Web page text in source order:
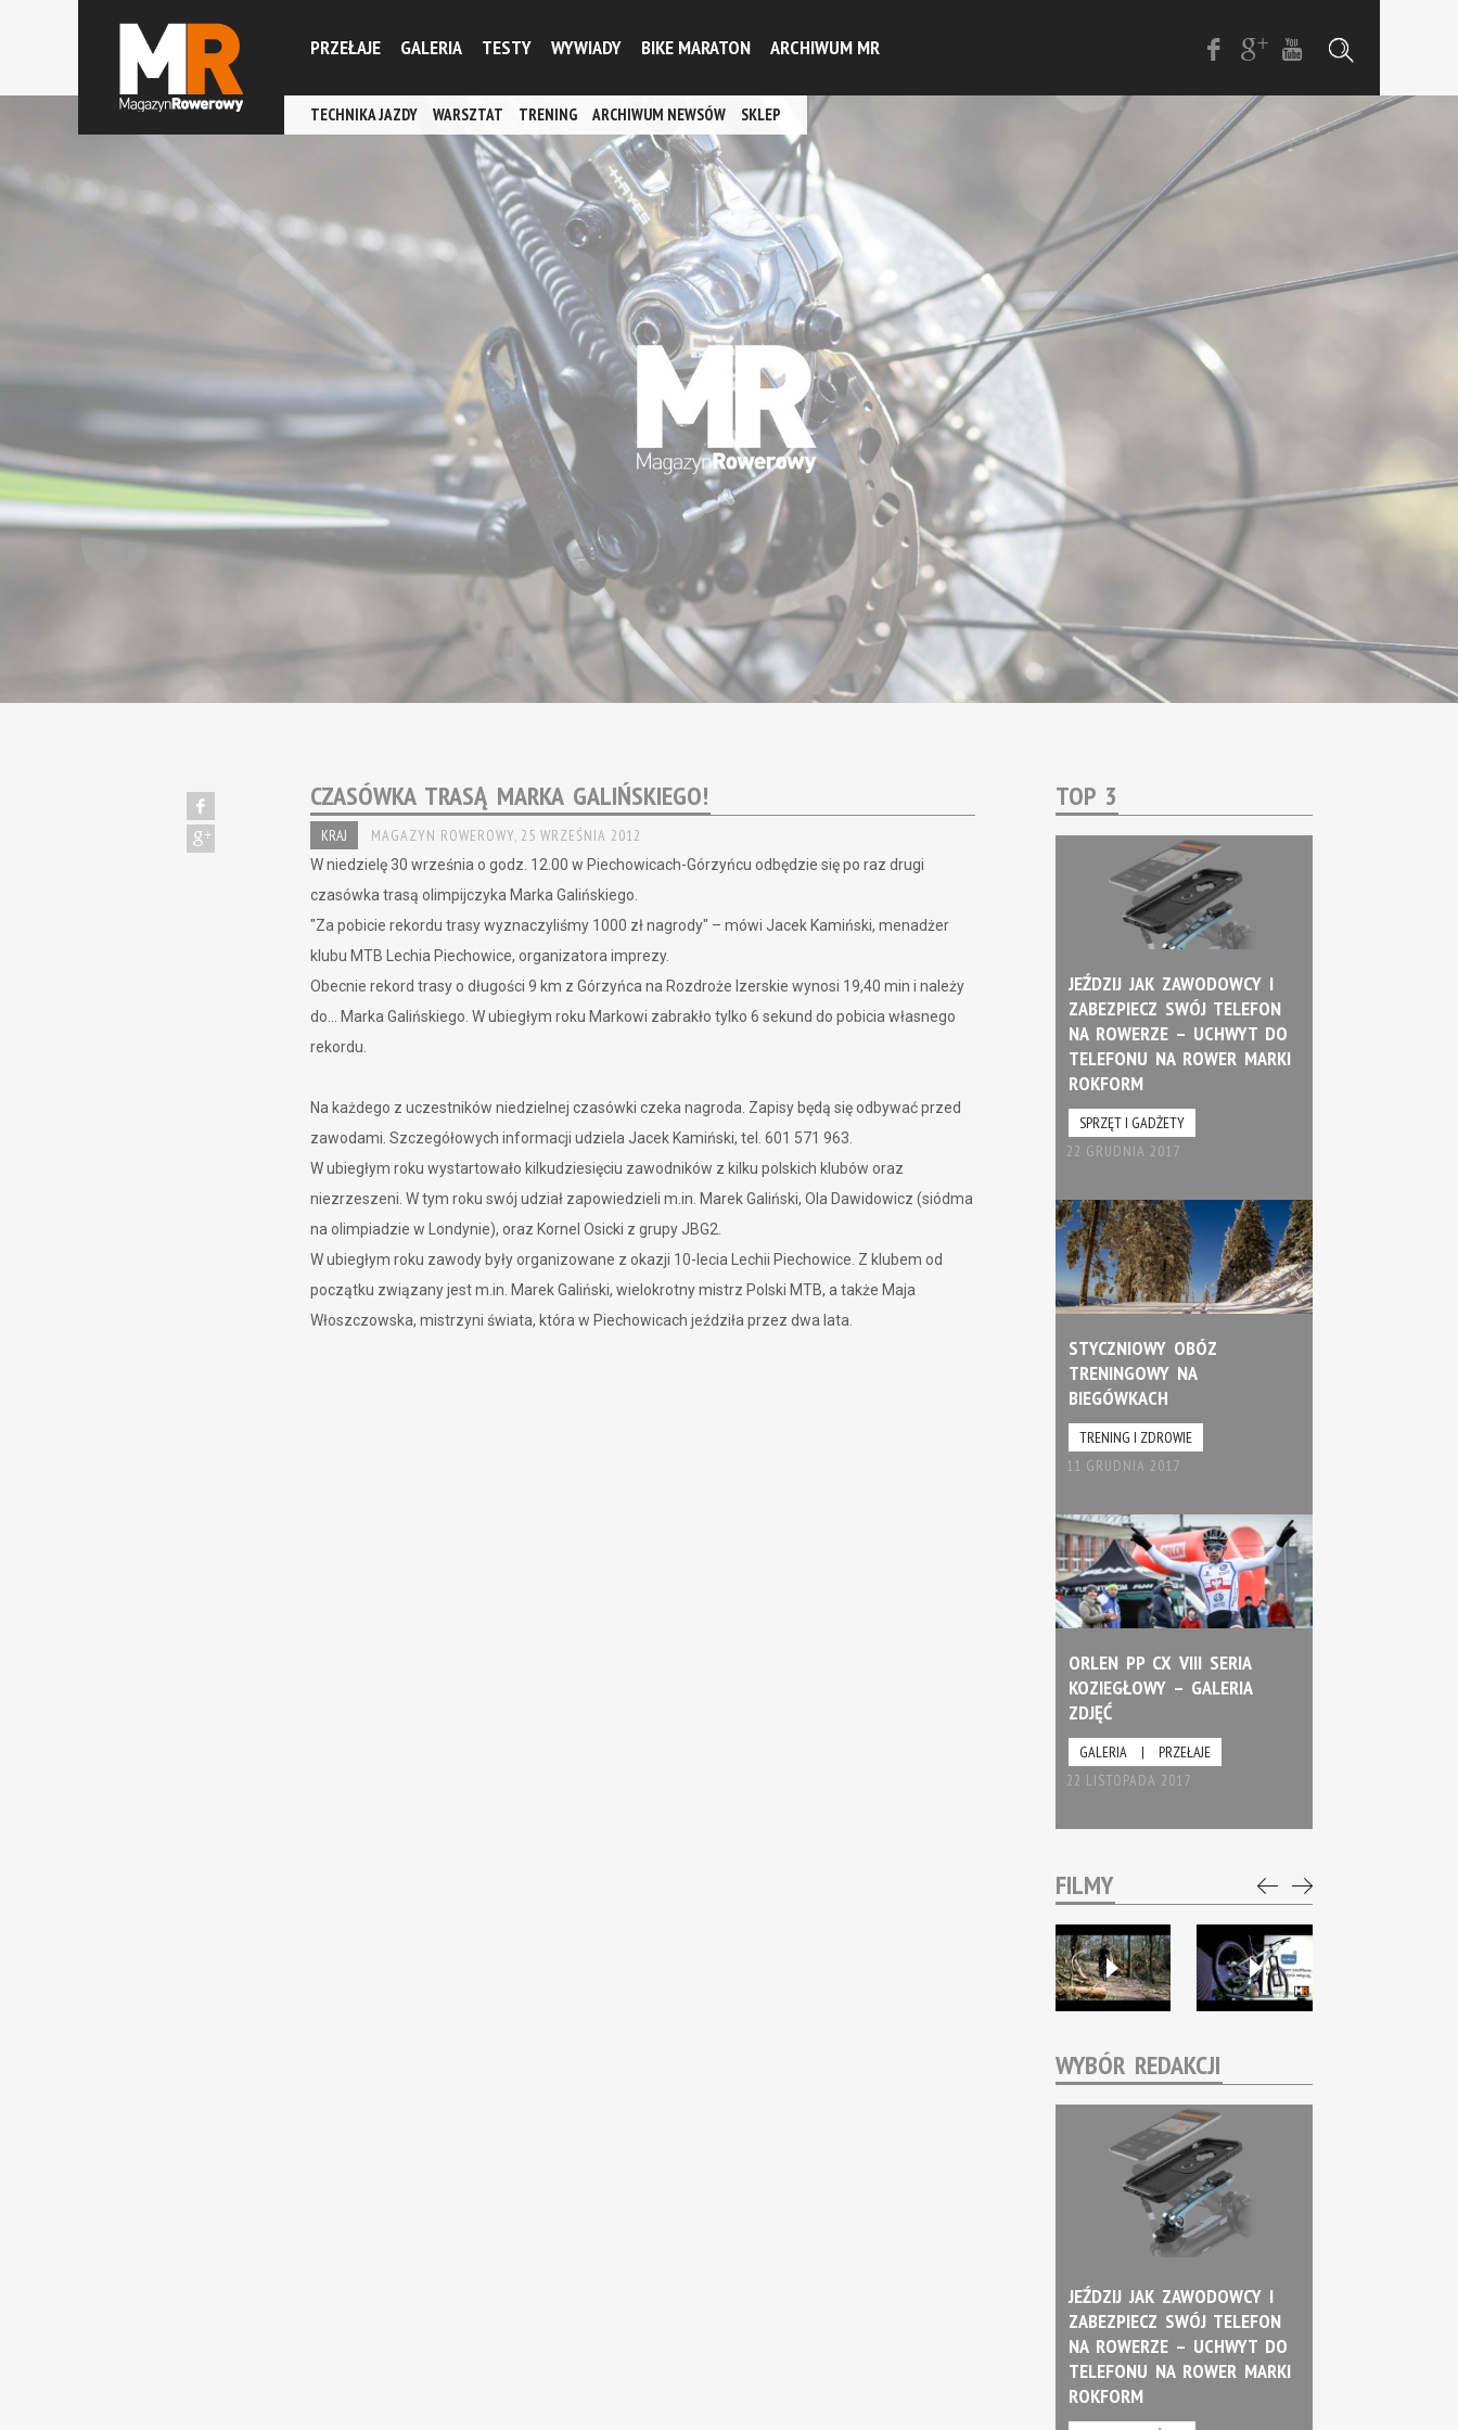
PRZEŁAJE GALERIA TESTY WYWIADY BIKE MARATON ARCHIWUM MR
TECHNIKA JAZDY WARSZTAT TRENING ARCHIWUM NEWSÓW SKLEP
CZASÓWKA TRASĄ MARKA GALIŃSKIEGO!
KRAJ MAGAZYN ROWEROWY, 25 WRZEŚNIA 2012
W niedzielę 30 września o godz. 12.00 w Piechowicach-Górzyńcu odbędzie się po raz drugi
czasówka trasą olimpijczyka Marka Galińskiego
"Za pobicie rekordu trasy wyznaczyliśmy 1000 zł nagrody" – mówi Jacek Kamiński, menadżer
klubu MTB Lechia Piechowice, organizatora imprezy.
Obecnie rekord trasy o długości 9 km z Górzyńca na Rozdroże Izerskie wynosi 19,40 min i należy
do… Marka Galińskiego. W ubiegłym roku Markowi zabrakło tylko 6 sekund do pobicia własnego
rekordu.
Na każdego z uczestników niedzielnej czasówki czeka nagroda. Zapisy będą się odbywać przed
zawodami. Szczegółowych informacji udziela Jacek Kamiński, tel. 601 571 963.
W ubiegłym roku wystartowało kilkudziesięciu zawodników z kilku polskich klubów oraz
niezrzeszeni. W tym roku swój udział zapowiedzieli m.in. Marek Galiński, Ola Dawidowicz (siódma
na olimpiadzie w Londynie), oraz Kornel Osicki z grupy JBG2
W ubiegłym roku zawody były organizowane z okazji 10-lecia Lechii Piechowice. Z klubem od
początku związany jest m.in. Marek Galiński, wielokrotny mistrz Polski MTB, a także Maja
Włoszczowska, mistrzyni świata, która w Piechowicach jeździła przez dwa lata.
TOP 3
JEŹDZIJ JAK ZAWODOWCY I
ZABEZPIECZ SWÓJ TELEFON
NA ROWERZE – UCHWYT DO
TELEFONU NA ROWER MARKI
ROKFORM
SPRZĘT I GADŻETY
22 GRUDNIA 2017
STYCZNIOWY OBÓZ
TRENINGOWY NA
BIEGÓWKACH
TRENING I ZDROWIE
11 GRUDNIA 2017
ORLEN PP CX VIII SERIA
KOZIEGŁOWY – GALERIA
ZDJĘĆ
GALERIA |
PRZEŁAJE
22 LISTOPADA 2017
FILMY
WYBÓR REDAKCJI
JEŹDZIJ JAK ZAWODOWCY I
ZABEZPIECZ SWÓJ TELEFON
NA ROWERZE – UCHWYT DO
TELEFONU NA ROWER MARKI
ROKFORM